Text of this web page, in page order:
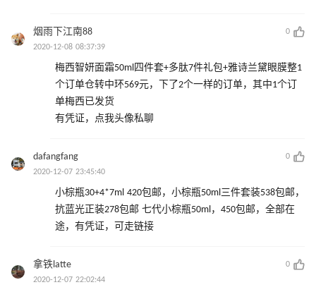
烟雨下江南88
0
2020-12-08 08:37:39
梅西智妍面霜50ml四件套+多肽7件礼包+雅诗兰黛眼膜整1
个订单仓转中环569元，下了2个一样的订单，其中1个订
单梅西已发货
有凭证，点我头像私聊
dafangfang
0
2020-12-07 23:45:40
小棕瓶30+4*7ml 420包邮，小棕瓶50ml三件套装538包邮，
抗蓝光正装278包邮 七代小棕瓶50ml，450包邮，全部在
途，有凭证，可走链接
拿铁latte
0
2020-12-07 22:02:44